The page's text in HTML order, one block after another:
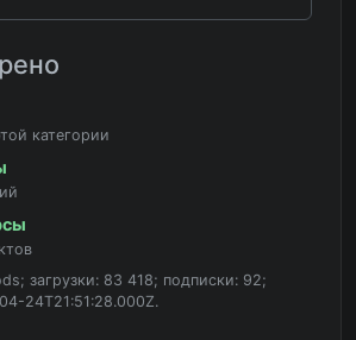
категории
загрузки: 83 418; подписки: 92;
24T21:51:28.000Z.